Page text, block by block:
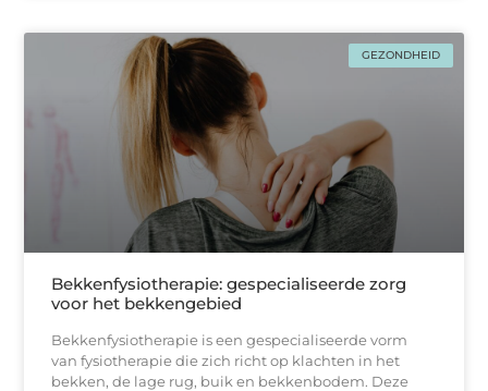
GEZONDHEID
Bekkenfysiotherapie: gespecialiseerde zorg
voor het bekkengebied
Bekkenfysiotherapie is een gespecialiseerde vorm
van fysiotherapie die zich richt op klachten in het
bekken, de lage rug, buik en bekkenbodem. Deze